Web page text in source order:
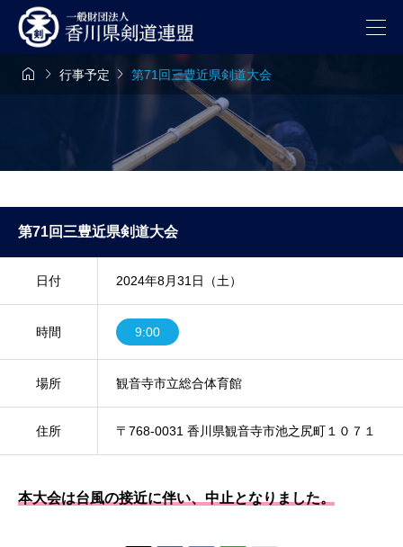
  行事予定  第71回三豊近県剣道大会
第71回三豊近県剣道大会
日付 2024年8月31日（土）
時間 9:00
場所 観音寺市立総合体育館
住所 〒768-0031 香川県観音寺市池之尻町１０７１
本大会は台風の接近に伴い、 中止となりました。